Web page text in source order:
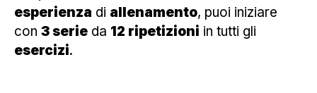
esperienza di allenamento, puoi iniziare
con 3 serie da 12 ripetizioni in tutti gli
esercizi.